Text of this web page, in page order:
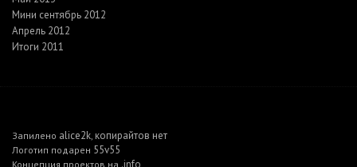
Мини сентябрь 2012
Апрель 2012
Итоги 2011
Запилено alice2k копирайтов нет
Логотип подарен 55v55
Концепция проектов на .info